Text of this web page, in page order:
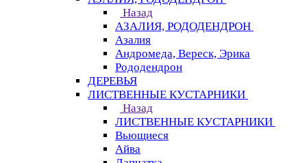
Назад
АЗАЛИЯ, РОДОДЕНДРОН
Азалия
Андромеда, Вереск, Эрика
Рододендрон
ДЕРЕВЬЯ
ЛИСТВЕННЫЕ КУСТАРНИКИ
Назад
ЛИСТВЕННЫЕ КУСТАРНИКИ
Вьющиеся
Айва